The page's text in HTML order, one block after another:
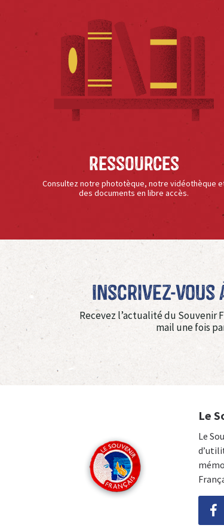
Ressources
Consultez notre phototèque, notre vidéothèque
des documents en libre accès.
Inscrivez-vous
Recevez l’actualité du Souvenir
mail une fois
Le
Le